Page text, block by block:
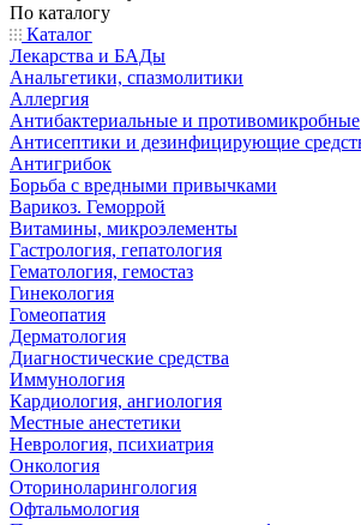
По каталогу
Каталог
Лекарства и БАДы
Анальгетики, спазмолитики
Аллергия
Антибактериальные и противомикробные
Антисептики и дезинфицирующие
Антигрибок
Борьба с вредными привычками
Варикоз. Геморрой
Витамины, микроэлементы
Гастрология, гепатология
Гематология, гемостаз
Гинекология
Гомеопатия
Дерматология
Диагностические средства
Иммунология
Кардиология, ангиология
Местные анестетики
Неврология, психиатрия
Онкология
Оториноларингология
Офтальмология